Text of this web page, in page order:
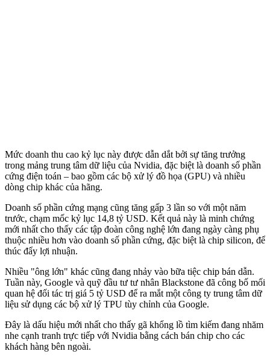
Mức doanh thu cao kỷ lục này được dẫn dắt bởi sự tăng trưởng
trong mảng trung tâm dữ liệu của Nvidia, đặc biệt là doanh số phần
cứng điện toán – bao gồm các bộ xử lý đồ họa (GPU) và nhiều
dòng chip khác của hãng.
Doanh số phần cứng mạng cũng tăng gấp 3 lần so với một năm
trước, chạm mốc kỷ lục 14,8 tỷ USD. Kết quả này là minh chứng
mới nhất cho thấy các tập đoàn công nghệ lớn đang ngày càng phụ
thuộc nhiều hơn vào doanh số phần cứng, đặc biệt là chip silicon, để
thúc đẩy lợi nhuận.
Nhiều "ông lớn" khác cũng đang nhảy vào bữa tiệc chip bán dẫn.
Tuần này, Google và quỹ đầu tư tư nhân Blackstone đã công bố mối
quan hệ đối tác trị giá 5 tỷ USD để ra mắt một công ty trung tâm dữ
liệu sử dụng các bộ xử lý TPU tùy chỉnh của Google.
Đây là dấu hiệu mới nhất cho thấy gã khổng lồ tìm kiếm đang nhăm
nhe cạnh tranh trực tiếp với Nvidia bằng cách bán chip cho các
khách hàng bên ngoài.